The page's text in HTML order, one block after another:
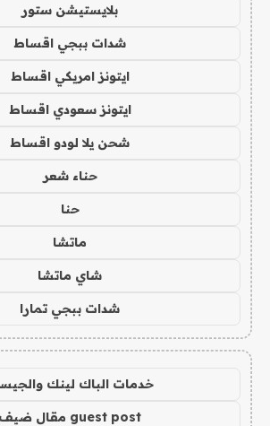
بلايستيشن ستور
شدات ببجي اقساط
ايتونز امريكي اقساط
ايتونز سعودي اقساط
شحن يلا لودو اقساط
حناء شعر
حنا
ماتشا
شاي ماتشا
شدات ببجي تمارا
خدمات الباك لينك
guest post مقال ضيف